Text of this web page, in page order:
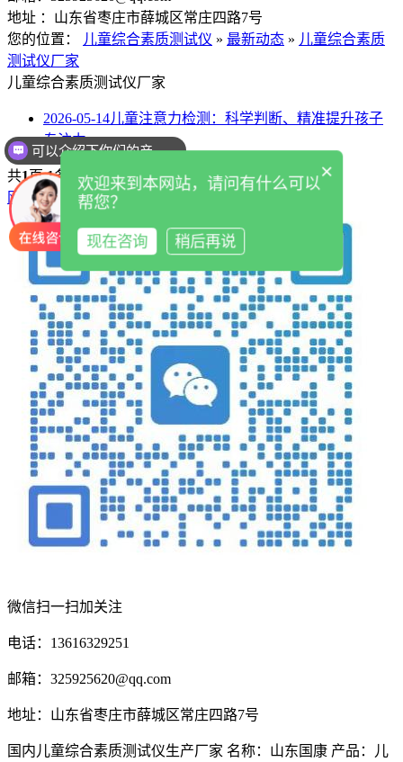
地址 ：山东省枣庄市薛城区常庄四路7号
您的位置：
儿童综合素质测试仪 » 最新动态 » 儿童综合素质
测试仪厂家
儿童综合素质测试仪厂家
2026-05-14儿童注意力检测：科学判断、精准提升孩子
专注力
共1页1条
网站首页
产品中心
微信扫一扫加关注
电话：13616329251
邮箱：325925620@qq.com
地址：山东省枣庄市薛城区常庄四路7号
国内儿童综合素质测试仪生产厂家 名称：山东国康 产品：儿
可以介绍下你们的产品么
×
欢迎来到本网站，请问有什么可以
帮您？
现在咨询 稍后再说